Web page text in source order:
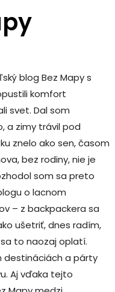
blog Bez Mapy s
komfort
svet. Dal som
a zimy trávil pod
znelo ako sen, časom
bez rodiny, nie je
som sa preto
o lacnom
– z backpackera sa
ušetriť, dnes radím,
to naozaj oplatí.
destináciách a párty
Aj vďaka tejto